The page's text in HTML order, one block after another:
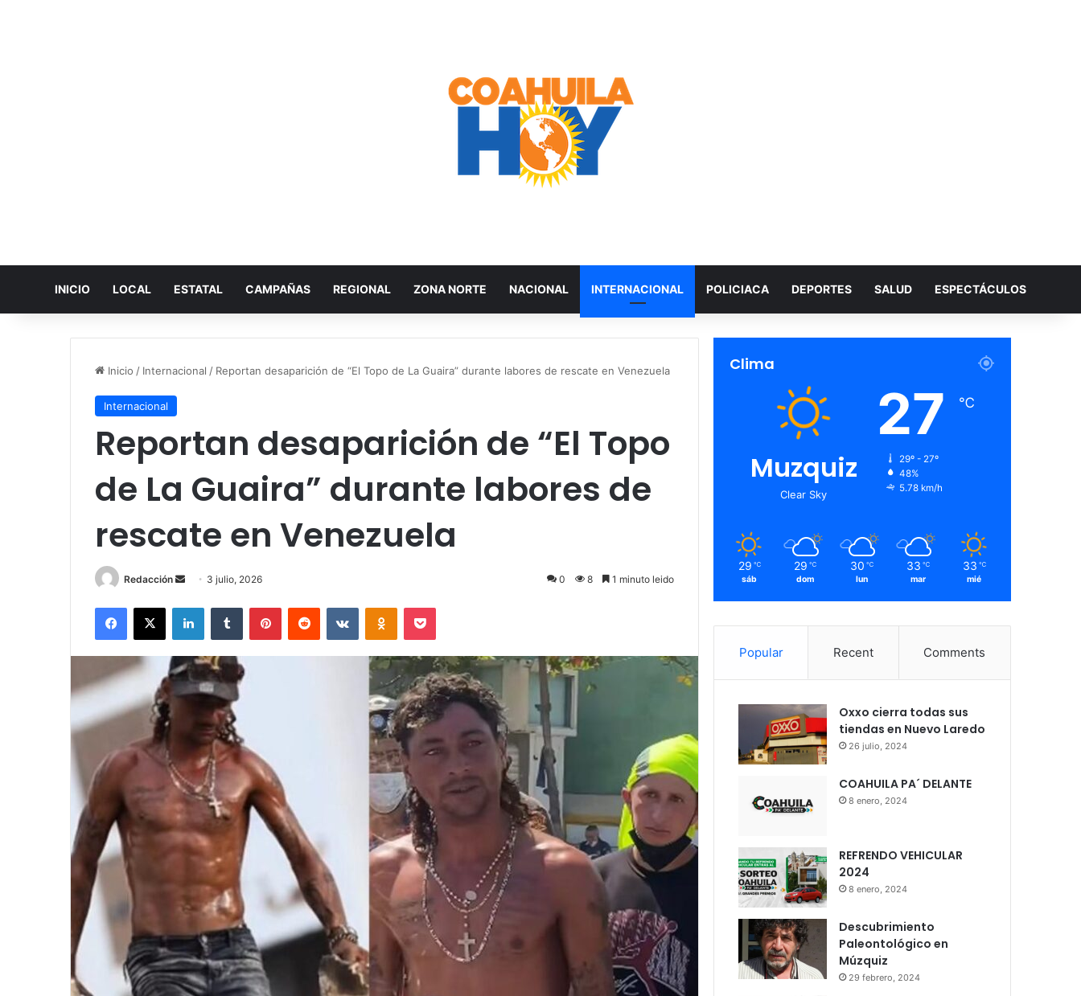
INICIO LOCAL ESTATAL CAMPAÑAS REGIONAL ZONA NORTE NACIONAL INTERNACIONAL POLICIACA DEPORTES SALUD ESPECTÁCULOS
Inicio / Internacional / Reportan desaparición de “El Topo de La Guaira” durante labores de rescate en Venezuela
Internacional
Reportan desaparición de “El Topo
de La Guaira” durante labores de
rescate en Venezuela
Redacción
n
d
a
n
e
a
3 julio, 2026 0 8 1 minuto leido
Clima
Muzquiz
Clear Sky
27 ℃
29º - 27º
48%
5.78 km/h
29 ℃
sáb
29 ℃
dom
30 ℃
lun
33 ℃
mar
33 ℃
mié
Popular Recent Comments
Oxxo cierra todas sus
tiendas en Nuevo Laredo
26 julio, 2024
COAHUILA PA´ DELANTE
8 enero, 2024
REFRENDO VEHICULAR
2024
8 enero, 2024
Descubrimiento
Paleontológico en
Múzquiz
29 febrero, 2024